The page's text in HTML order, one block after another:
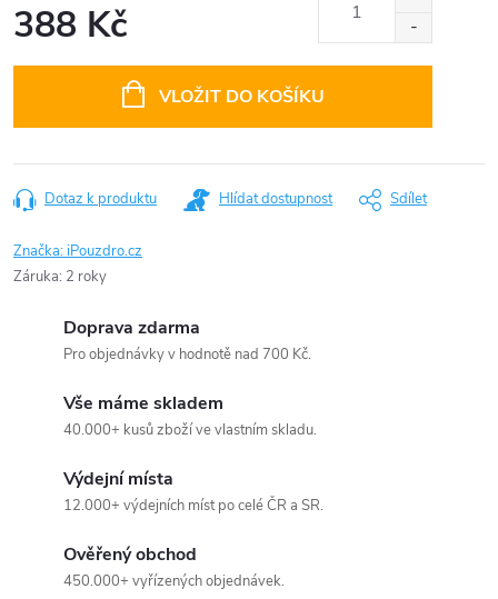
388 Kč
VLOŽIT DO KOŠÍKU
Dotaz k produktu Hlídat dostupnost Sdílet
Značka:iPouzdro.cz
Záruka: 2 roky
Doprava zdarma
Pro objednávky v hodnotě nad 700 Kč.
Vše máme skladem
40.000+ kusů zboží ve vlastním skladu.
Výdejní místa
12.000+ výdejních míst po celé ČR a SR.
Ověřený obchod
450.000+ vyřízených objednávek.